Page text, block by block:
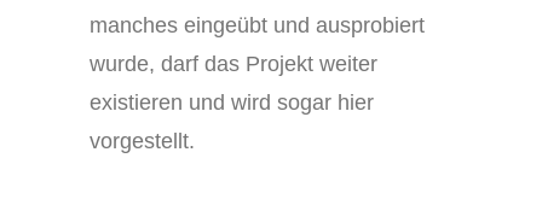
manches eingeübt und ausprobiert
wurde, darf das Projekt weiter
existieren und wird sogar hier
vorgestellt.